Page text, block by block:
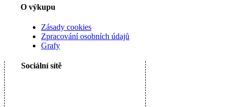
O výkupu
Zásady cookies
Zpracování osobních údajů
Grafy
Sociální sítě